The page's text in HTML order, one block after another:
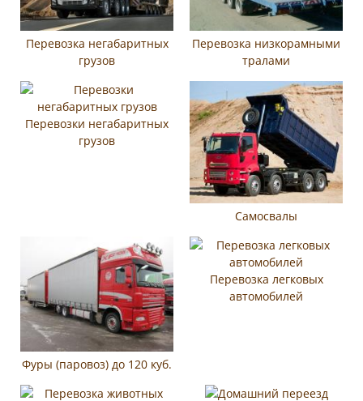
Перевозка негабаритных
грузов
Перевозка низкорамными
тралами
Перевозки негабаритных
грузов
Самосвалы
Фуры (паровоз) до 120 куб.
Перевозка легковых
автомобилей